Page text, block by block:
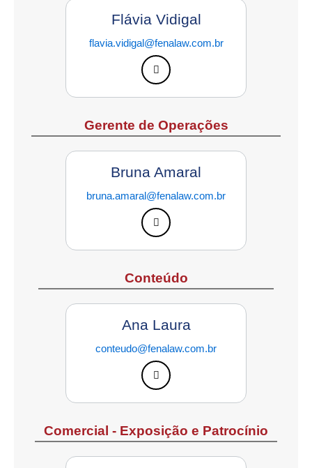
Flávia Vidigal
flavia.vidigal@fenalaw.com.br
Gerente de Operações
Bruna Amaral
bruna.amaral@fenalaw.com.br
Conteúdo
Ana Laura
conteudo@fenalaw.com.br
Comercial - Exposição e Patrocínio